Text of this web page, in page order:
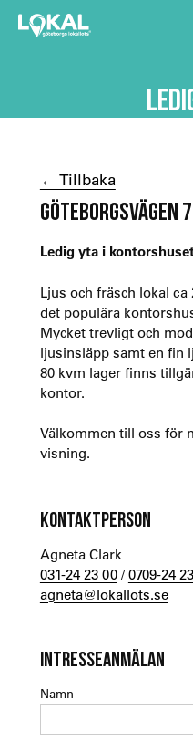
← Tillbaka
GÖTEBORGSVÄGEN
Ledig yta i
Ljus och fräsch lokal ca
det populära
Mycket trevligt och
ljusinsläpp samt en fin
80 kvm lager finns
kontor.
Välkommen till oss för
visning.
KONTAKTPERSON
Agneta Clark
031-24 23 00/0709-24
agneta@lokallots.se
INTRESSEANMÄLAN
Namn